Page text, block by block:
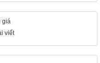
giá
viết